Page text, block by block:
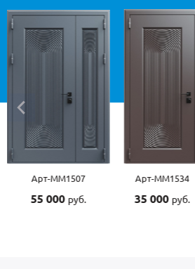
Арт-ММ1507
55 000 руб.
Арт-ММ1534
35 000 руб.